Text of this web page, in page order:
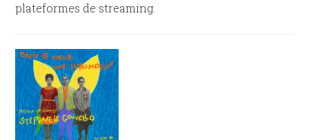
plateformes de streaming.